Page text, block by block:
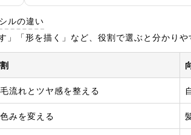
ルの違い
「形を描く」など、役割で選ぶと分かりや
流れとツヤ感を整える
みを変える